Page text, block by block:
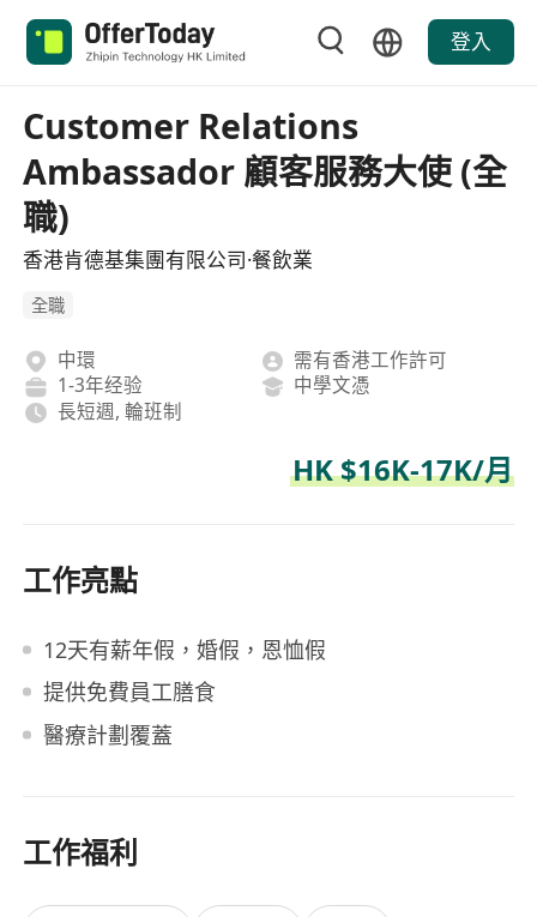
登入
Customer Relations
Ambassador 顧客服務大使 (全
職)
香港肯德基集團有限公司·餐飲業
全職
中環
需有香港工作許可
1-3年经验
中學文憑
長短週, 輪班制
HK $16K-17K/月
工作亮點
12天有薪年假，婚假，恩恤假
提供免費員工膳食
醫療計劃覆蓋
工作福利